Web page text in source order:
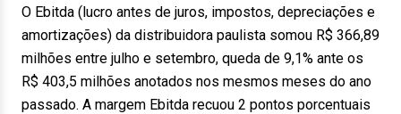
O Ebitda (lucro antes de juros, impostos, depreciações e
amortizações) da distribuidora paulista somou R$ 366,89
milhões entre julho e setembro, queda de 9,1% ante os
R$ 403,5 milhões anotados nos mesmos meses do ano
passado. A margem Ebitda recuou 2 pontos porcentuais